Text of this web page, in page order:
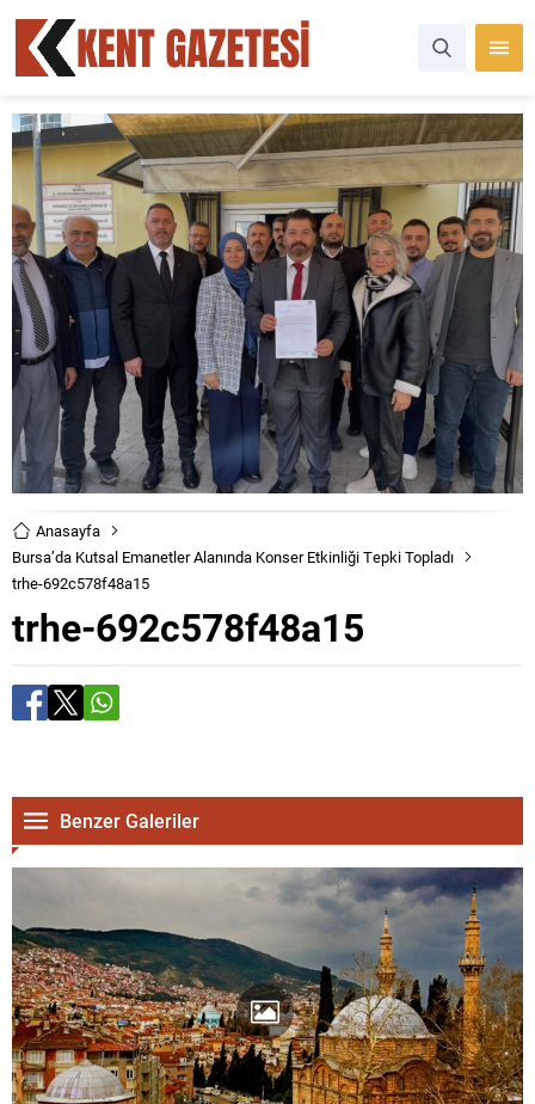
Anasayfa
Bursa’da Kutsal Emanetler Alanında Konser Etkinliği Tepki Topladı
trhe-692c578f48a15
trhe-692c578f48a15
Benzer Galeriler